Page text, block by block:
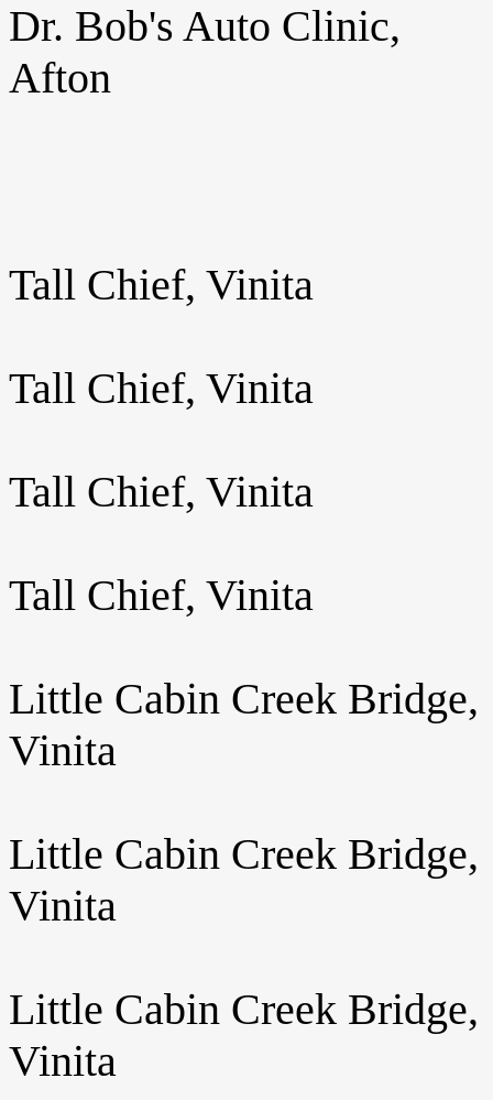
Dr. Bob's Auto Clinic,
Afton
Tall Chief, Vinita
Tall Chief, Vinita
Tall Chief, Vinita
Tall Chief, Vinita
Little Cabin Creek Bridge,
Vinita
Little Cabin Creek Bridge,
Vinita
Little Cabin Creek Bridge,
Vinita